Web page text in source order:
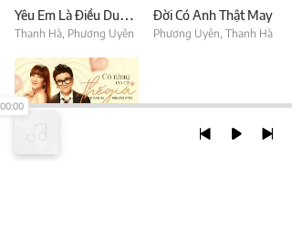
Yêu Em Là Điều Duy Nhất
Thanh Hà Phương Uyên
Đời Có Anh Thật May
Phương Uyên Thanh Hà
00:00